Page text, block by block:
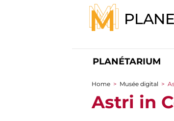
PLANÉTARIUM
You are here
Home > Musée digital >
Astri in